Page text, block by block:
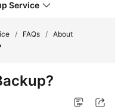
Service
/ FAQs / About